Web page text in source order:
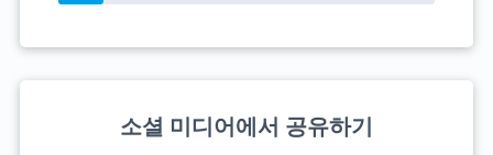
소셜 미디어에서 공유하기